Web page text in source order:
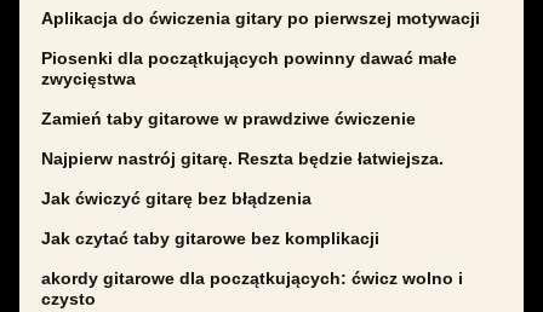
Aplikacja do ćwiczenia gitary po pierwszej motywacji
Piosenki dla początkujących powinny dawać małe
zwycięstwa
Zamień taby gitarowe w prawdziwe ćwiczenie
Najpierw nastrój gitarę. Reszta będzie łatwiejsza.
Jak ćwiczyć gitarę bez błądzenia
Jak czytać taby gitarowe bez komplikacji
akordy gitarowe dla początkujących: ćwicz wolno i
czysto